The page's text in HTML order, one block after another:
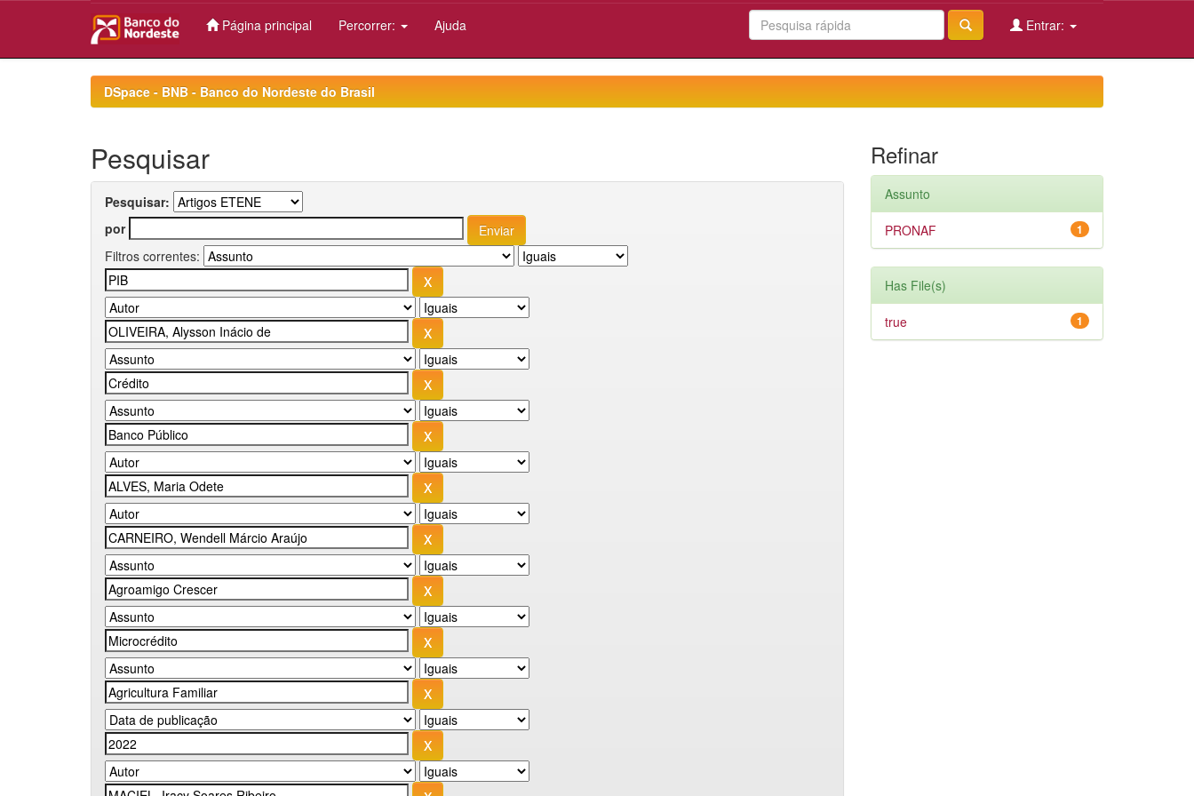
Página principal Percorrer: Ajuda Entrar:
DSpace - BNB - Banco do Nordeste do Brasil
Pesquisar
Pesquisar:
por
Filtros correntes:
Refinar
Assunto
1
PRONAF
Has File(s)
1
true